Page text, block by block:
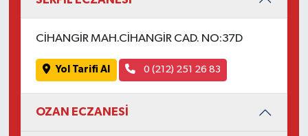
CİHANGİR MAH.CİHANGİR CAD. NO:37D
Yol Tarifi Al 0 (212) 251 26 83
OZAN ECZANESİ